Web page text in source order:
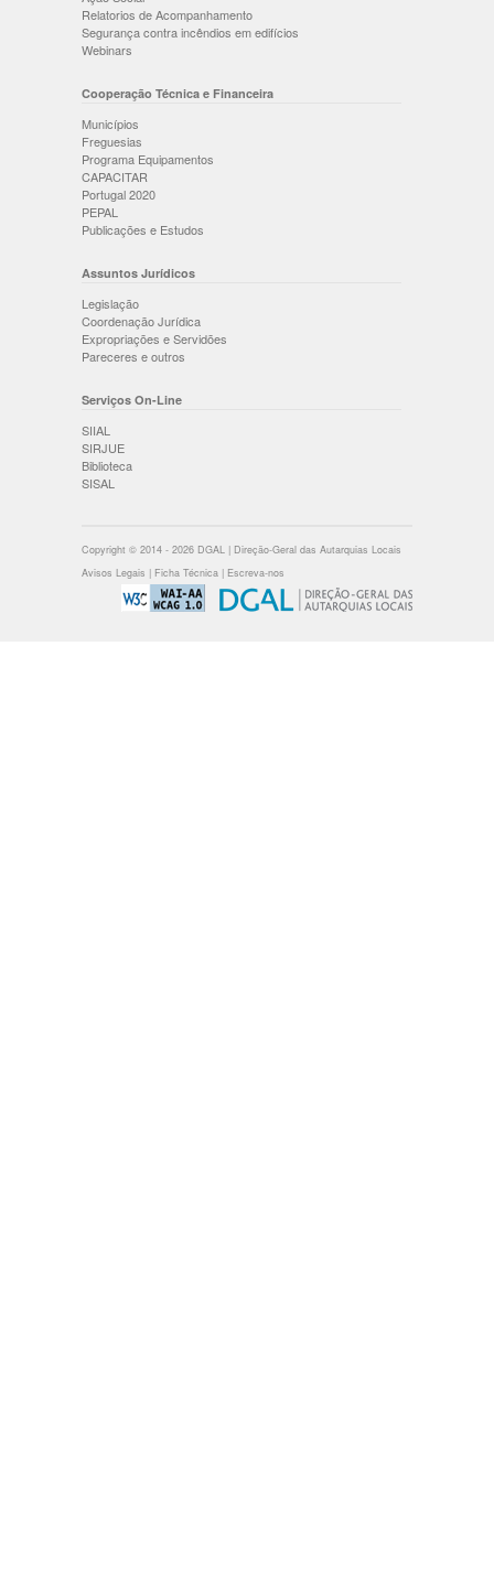
Relatorios de Acompanhamento
Segurança contra incêndios em edifícios
Webinars
Cooperação Técnica e Financeira
Municípios
Freguesias
Programa Equipamentos
CAPACITAR
Portugal 2020
PEPAL
Publicações e Estudos
Assuntos Jurídicos
Legislação
Coordenação Jurídica
Expropriações e Servidões
Pareceres e outros
Serviços On-Line
SIIAL
SIRJUE
Biblioteca
SISAL
Copyright © 2014 - 2026 DGAL | Direção-Geral das Autarquias Locais
Avisos Legais | Ficha Técnica | Escreva-nos